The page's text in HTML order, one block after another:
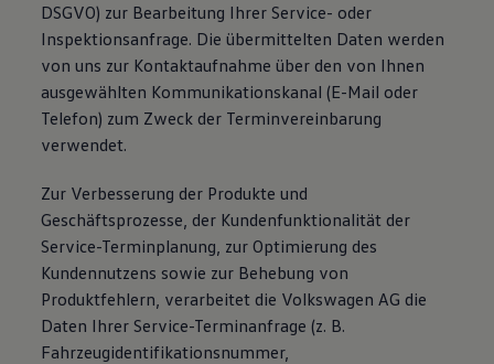
DSGVO) zur Bearbeitung Ihrer Service- oder
Inspektionsanfrage. Die übermittelten Daten werden
von uns zur Kontaktaufnahme über den von Ihnen
ausgewählten Kommunikationskanal (E-Mail oder
Telefon) zum Zweck der Terminvereinbarung
verwendet.
Zur Verbesserung der Produkte und
Geschäftsprozesse, der Kundenfunktionalität der
Service-Terminplanung, zur Optimierung des
Kundennutzens sowie zur Behebung von
Produktfehlern, verarbeitet die Volkswagen AG die
Daten Ihrer Service-Terminanfrage (z. B.
Fahrzeugidentifikationsnummer,